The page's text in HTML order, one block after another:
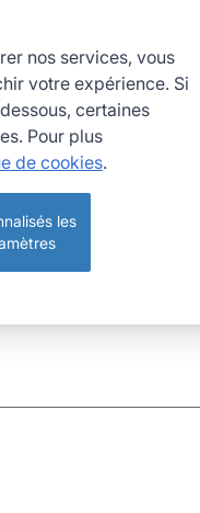
ET
NOS ENGAGEMENTS RSE
d’oranger et vanille
nos services, vous
votre expérience. Si
certaines
Pour plus
de cookies.
les